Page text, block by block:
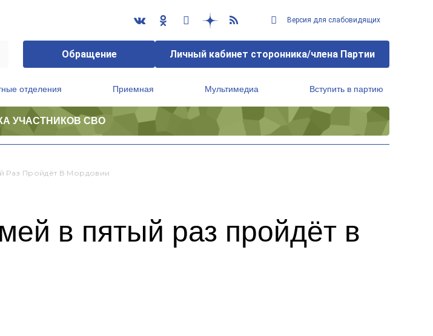
Версия для слабовидящих
Обращение Личный кабинет сторонника/члена Партии
отделения Приемная Мультимедиа Вступить в партию
УЧАСТНИКОВ СВО
Раз Пройдёт В Мордовии
в пятый раз пройдёт в